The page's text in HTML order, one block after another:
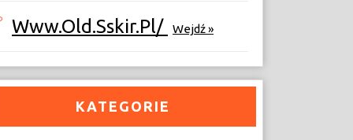
Www.old.sskir.pl/ Wejdź »
KATEGORIE